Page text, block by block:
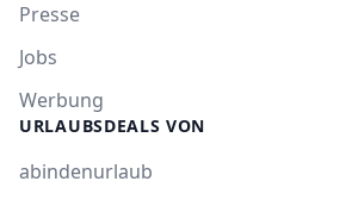
Presse
Jobs
Werbung
URLAUBSDEALS VON
abindenurlaub